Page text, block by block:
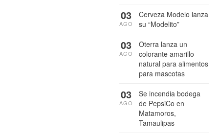
Cerveza Modelo lanza
su “Modelito”
03
AGO
Oterra lanza un
colorante amarillo
natural para alimentos
para mascotas
03
AGO
Se incendia bodega
de PepsiCo en
Matamoros,
Tamaulipas
03
AGO